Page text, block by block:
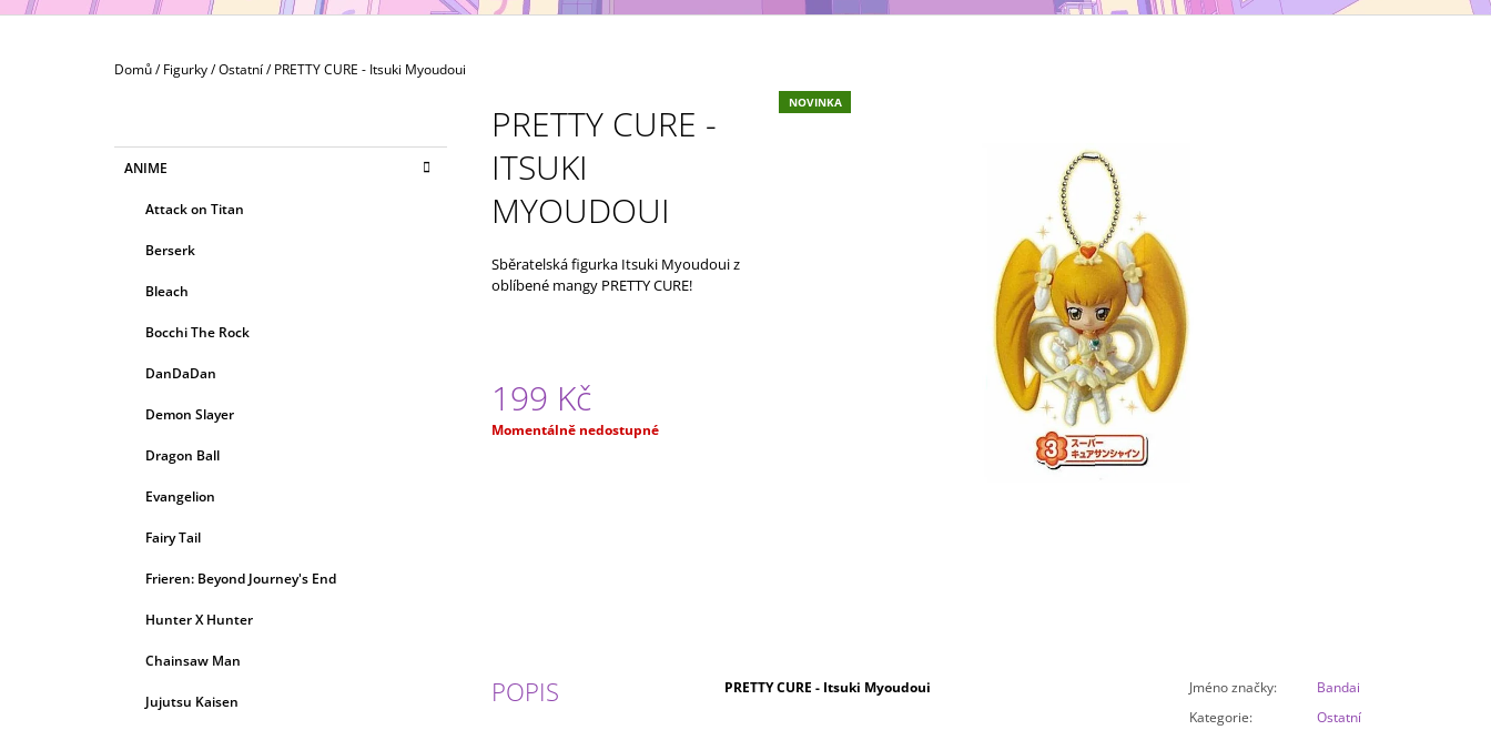
Domů/ Figurky/Ostatní/ PRETTY CURE - Itsuki Myoudoui
kategorie
K
AANIME
Attack on Titan
Berserk
Bleach
Bocchi The Rock
DanDaDan
Demon Slayer
Dragon Ball
Evangelion
Fairy Tail
Frieren: Beyond Journey's End
Hunter X Hunter
Chainsaw Man
Jujutsu Kaisen
PRETTY CURE -
ITSUKI
MYOUDOUI
NOVINKA
Sběratelská figurka Itsuki Myoudoui z
oblíbené mangy PRETTY CURE!
199 Kč
Měrná
Momentálně nedostupné
POPIS
PRETTY CURE - Itsuki Myoudoui Jméno značky:
Bandai
Kategorie:
Ostatní